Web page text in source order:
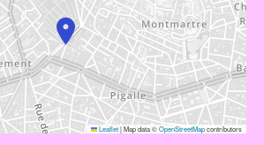
Leaflet|Map data ©OpenStreetMapcontributors